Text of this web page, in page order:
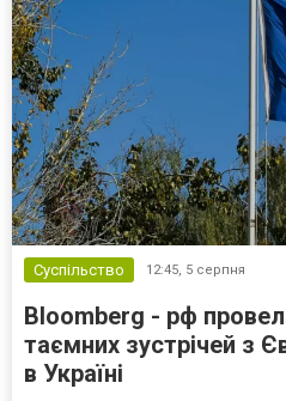
Суспільство 12:45, 5 серпня
Bloomberg - рф
таємних зустрічей з
в Україні